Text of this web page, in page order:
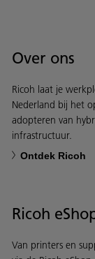
Over ons
Ricoh laat je
Nederland bij het
adopteren van
infrastructuur.
Ontdek Ricoh
Ricoh
Van printers en